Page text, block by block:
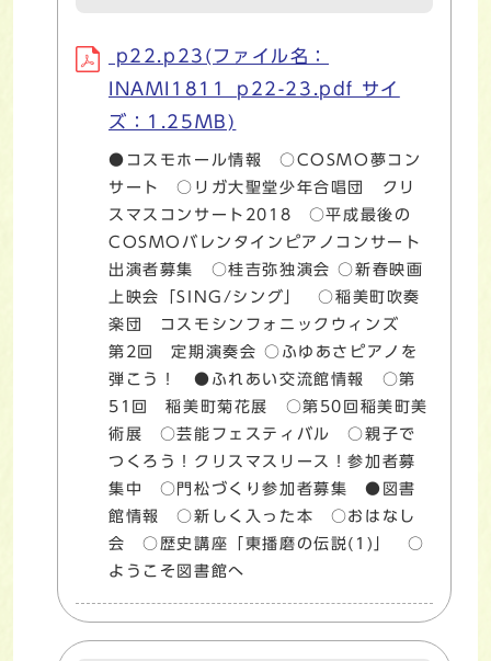
p22.p23(ファイル名：
INAMI1811_p22-23.pdf サイ
ズ：1.25MB)
●コスモホール情報 ○COSMO夢コン
サート ○リガ大聖堂少年合唱団 クリ
スマスコンサート2018 ○平成最後の
COSMOバレンタインピアノコンサート
出演者募集 ○桂吉弥独演会 ○新春映画
上映会「SING/シング」 ○稲美町吹奏
楽団 コスモシンフォニックウィンズ
第2回 定期演奏会 ○ふゆあさピアノを
弾こう！ ●ふれあい交流館情報 ○第
51回 稲美町菊花展 ○第50回稲美町美
術展 ○芸能フェスティバル ○親子で
つくろう！クリスマスリース！参加者募
集中 ○門松づくり参加者募集 ●図書
館情報 ○新しく入った本 ○おはなし
会 ○歴史講座「東播磨の伝説(1)」 ○
ようこそ図書館へ